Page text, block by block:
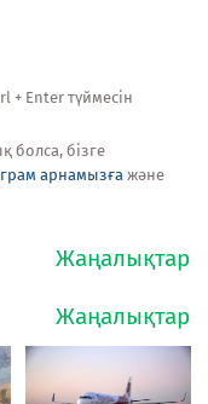
+ Enter түймесін
болса, бізге
арнамызға және